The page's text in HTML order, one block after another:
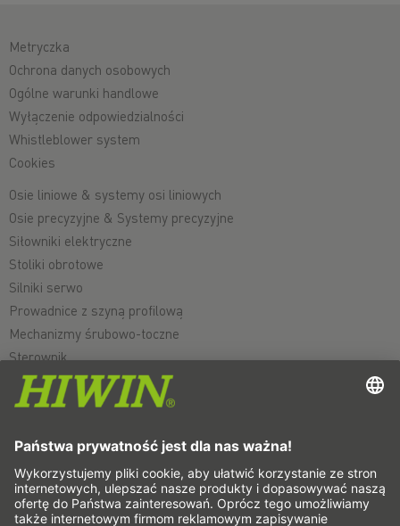
Metryczka
Ochrona danych osobowych
Ogólne warunki handlowe
Wyłączenie odpowiedzialności
Whistleblower system
Cookies
Osie liniowe & systemy osi liniowych
Osie precyzyjne & Systemy precyzyjne
Siłowniki elektryczne
Stoliki obrotowe
Silniki serwo
Prowadnice z szyną profilową
Mechanizmy śrubowo-toczne
Sterownik
Przekładnie falowe
Silniki momentowe
Dozowniki/Dozowanie
Inspekcje
Naświetlanie